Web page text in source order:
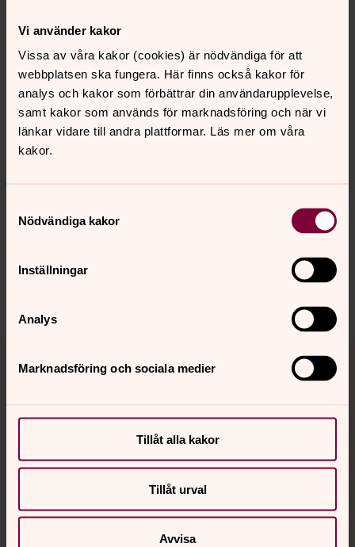
Vi använder kakor
Vissa av våra kakor (cookies) är nödvändiga för att
webbplatsen ska fungera. Här finns också kakor för
analys och kakor som förbättrar din användarupplevelse,
samt kakor som används för marknadsföring och när vi
länkar vidare till andra plattformar. Läs mer om våra
kakor.
Nödvändiga kakor
Inställningar
Analys
Marknadsföring och sociala medier
Tillåt alla kakor
Tillåt urval
Avvisa
Ideella krafter är viktiga för Svenska kyrkans olika
verksamheter. Här har vi samlat några förslag på
områden där du kan göra en insats. Kanske har du ett
eget förslag på något du skulle vilja göra? Vi behöver
Senast ändrad 12 juni 2026
innehåll?
Dela